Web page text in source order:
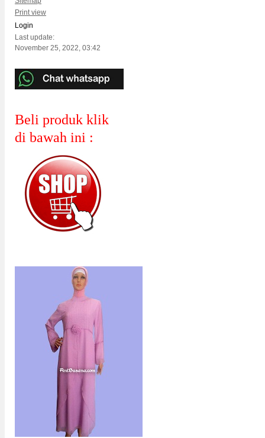
Print view
Login
Last update:
November 25, 2022, 03:42
Beli produk klik
di bawah ini :